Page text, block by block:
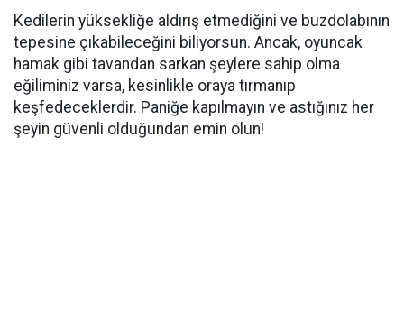
Kedilerin yüksekliğe aldırış etmediğini ve buzdolabının
tepesine çıkabileceğini biliyorsun. Ancak, oyuncak
hamak gibi tavandan sarkan şeylere sahip olma
eğiliminiz varsa, kesinlikle oraya tırmanıp
keşfedeceklerdir. Paniğe kapılmayın ve astığınız her
şeyin güvenli olduğundan emin olun!